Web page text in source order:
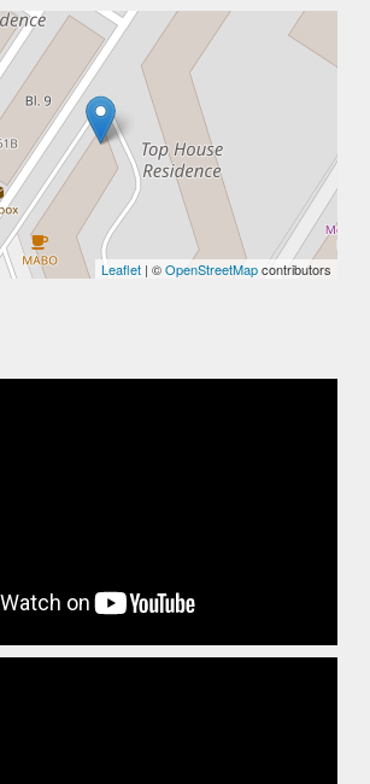
Leaflet | ©OpenStreetMapcontributors